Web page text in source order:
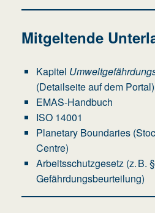
Mitgeltende
Kapitel
(Detailseite auf dem Portal)
EMAS-Handbuch
ISO 14001
Planetary Boundaries
Centre)
Arbeitsschutzgesetz (z. B.
Gefährdungsbeurteilung)